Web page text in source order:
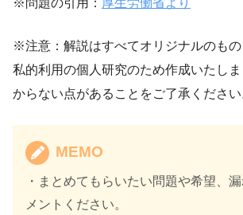
※問題の引用： 厚生労働省より
※注意：解説はすべてオリジナルのもの
私的利用の個人研究のため作成いたし
からない点があることをご了承ください
MEMO
・まとめてもらいたい問題や希望、
メントください。